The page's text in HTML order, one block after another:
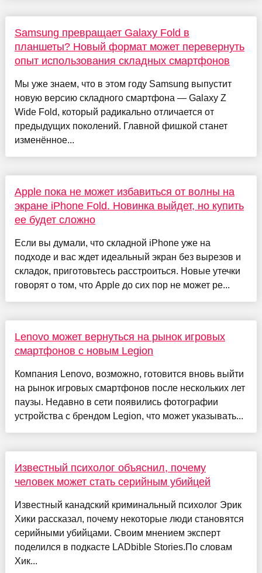
Samsung превращает Galaxy Fold в
планшеты? Новый формат может перевернуть
опыт использования складных смартфонов
Мы уже знаем, что в этом году Samsung выпустит
новую версию складного смартфона — Galaxy Z
Wide Fold, который радикально отличается от
предыдущих поколений. Главной фишкой станет
изменённое...
Apple пока не может избавиться от волны на
экране iPhone Fold. Новинка выйдет, но купить
ее будет сложно
Если вы думали, что складной iPhone уже на
подходе и вас ждет идеальный экран без вырезов и
складок, приготовьтесь расстроиться. Новые утечки
говорят о том, что Apple до сих пор не может ре...
Lenovo может вернуться на рынок игровых
смартфонов с новым Legion
Компания Lenovo, возможно, готовится вновь выйти
на рынок игровых смартфонов после нескольких лет
паузы. Недавно в сети появились фотографии
устройства с брендом Legion, что может указывать...
Известный психолог объяснил, почему
человек может стать серийным убийцей
Известный канадский криминальный психолог Эрик
Хики рассказал, почему некоторые люди становятся
серийными убийцами. Своим мнением эксперт
поделился в подкасте LADbible Stories.По словам
Хик...